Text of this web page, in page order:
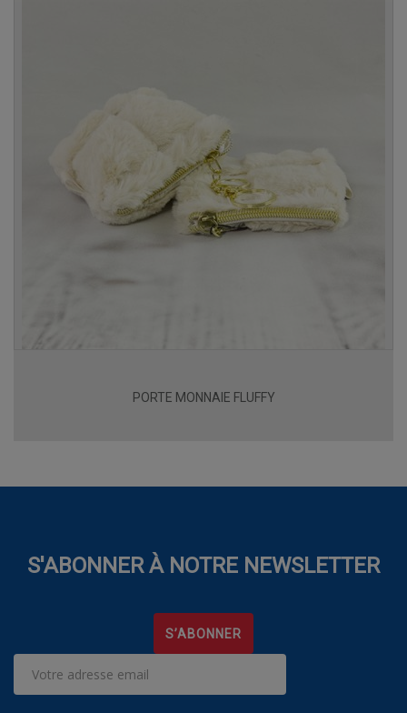
PORTE MONNAIE FLUFFY
S'ABONNER À NOTRE NEWSLETTER